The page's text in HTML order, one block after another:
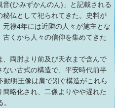
(ひみずかんのん)」と記載される
仏として祀られてきた。史料が
禄4年には近隣の人々が施主とな
くから人々の信仰を集めてきた
両肘より前及び天衣まで含んで
い古式の構造で、平安時代前半
明王像は肩で矧ぐ構造がこれら
略化され、二像よりやや遅れた